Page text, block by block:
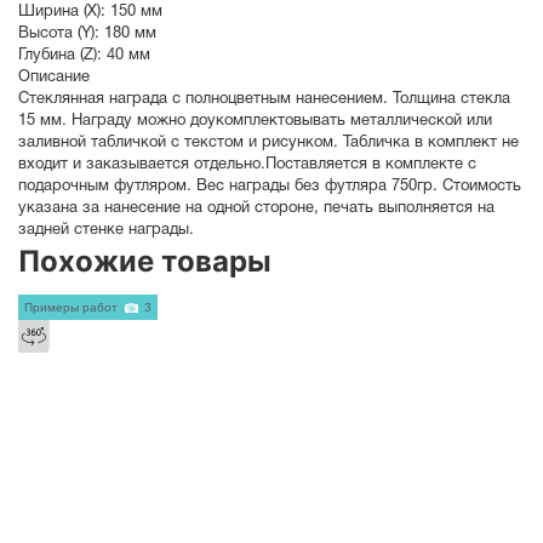
Ширина (X): 150 мм
Высота (Y): 180 мм
Глубина (Z): 40 мм
Описание
Стеклянная награда с полноцветным нанесением. Толщина стекла
15 мм. Награду можно доукомплектовывать металлической или
заливной табличкой с текстом и рисунком. Табличка в комплект не
входит и заказывается отдельно.Поставляется в комплекте с
подарочным футляром. Вес награды без футляра 750гр. Стоимость
указана за нанесение на одной стороне, печать выполняется на
задней стенке награды.
Похожие товары
Примеры работ 3